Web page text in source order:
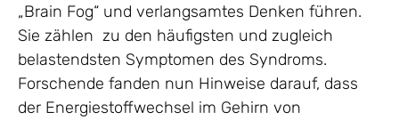
„Brain Fog“ und verlangsamtes Denken führen.
Sie zählen zu den häufigsten und zugleich
belastendsten Symptomen des Syndroms.
Forschende fanden nun Hinweise darauf, dass
der Energiestoffwechsel im Gehirn von